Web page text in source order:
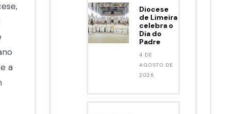
a
Diocese
de Limeira
celebra o
Dia do
Padre
4 DE
AGOSTO DE
2026